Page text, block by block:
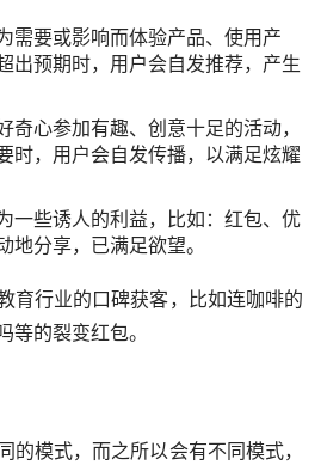
需要或影响而体验产品、使用产
出预期时，用户会自发推荐，产生
奇心参加有趣、创意十足的活动，
时，用户会自发传播，以满足炫耀
一些诱人的利益，比如：红包、优
地分享，已满足欲望。
育行业的口碑获客，比如连咖啡的
等的裂变红包。
的模式，而之所以会有不同模式，